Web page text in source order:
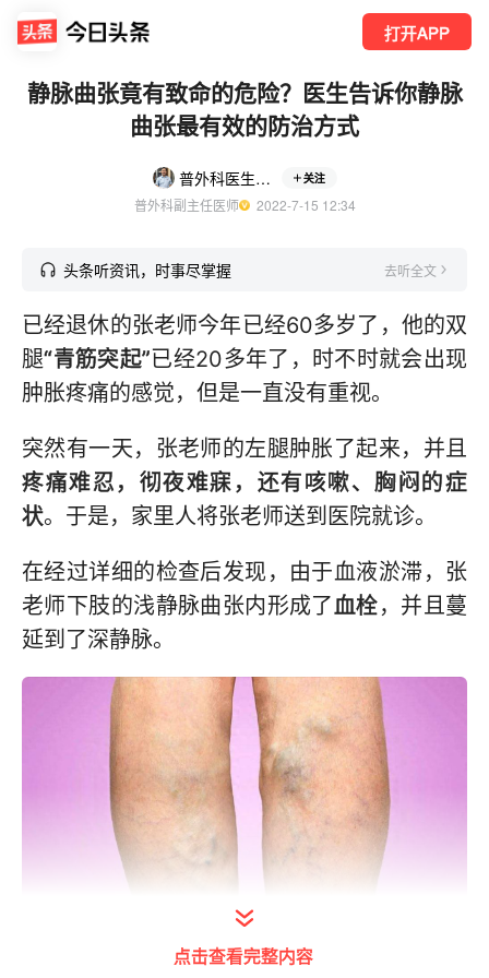
打开APP
静脉曲张竟有致命的危险？医生告诉你静脉
曲张最有效的防治方式
普外科医生张春礼 关注
普外科副主任医师
  2022-7-15 12:34
头条听资讯，时事尽掌握 去听全文
已经退休的张老师今年已经60多岁了，他的双
腿“青筋突起”已经20多年了，时不时就会出现
肿胀疼痛的感觉，但是一直没有重视。
突然有一天，张老师的左腿肿胀了起来，并且
疼痛难忍，彻夜难寐，还有咳嗽、胸闷的症
状。于是，家里人将张老师送到医院就诊。
在经过详细的检查后发现，由于血液淤滞，张
老师下肢的浅静脉曲张内形成了血栓，并且蔓
延到了深静脉。
打开今日头条查看图片详情
点击查看完整内容